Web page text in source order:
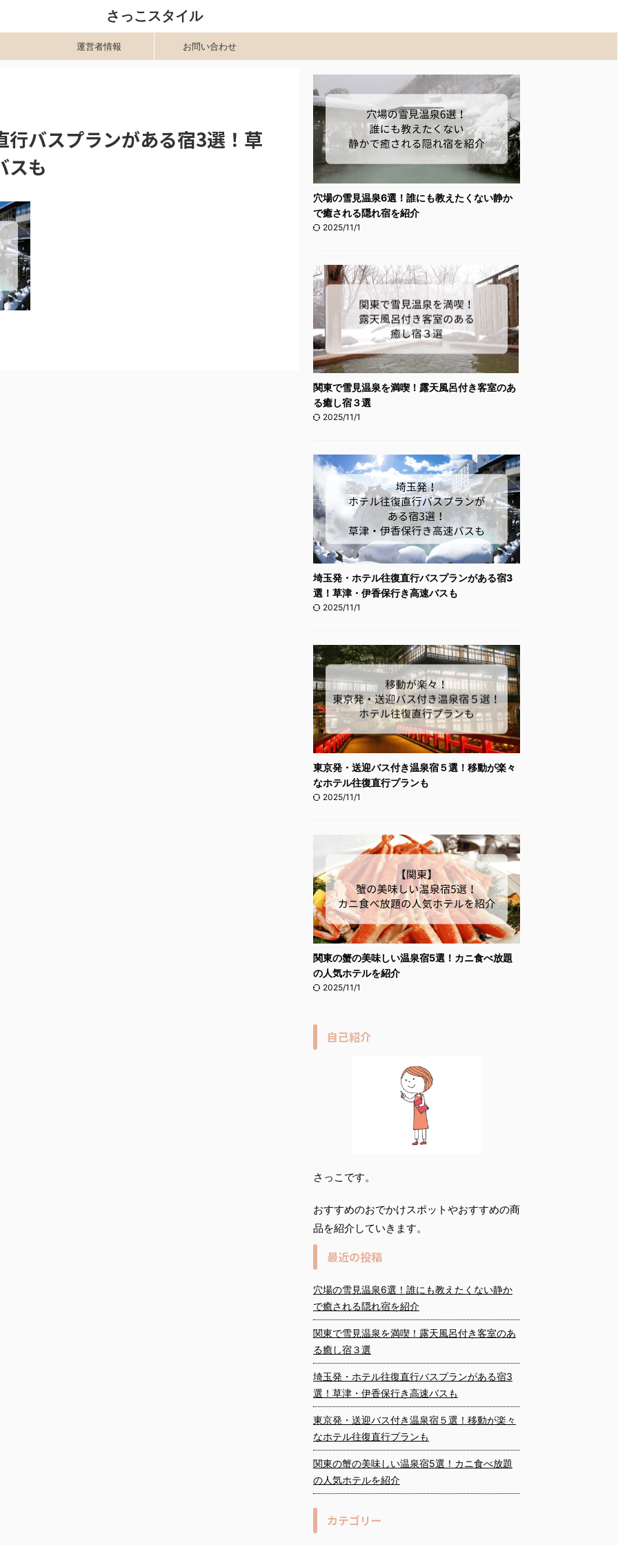
さっこスタイル
運営者情報 お問い合わせ
行バスプランがある宿3選！草
スも
穴場の雪見温泉6選！誰にも教えたくない静か
で癒される隠れ宿を紹介
2025/11/1
関東で雪見温泉を満喫！露天風呂付き客室のあ
る癒し宿３選
2025/11/1
埼玉発・ホテル往復直行バスプランがある宿3
選！草津・伊香保行き高速バスも
2025/11/1
東京発・送迎バス付き温泉宿５選！移動が楽々
なホテル往復直行プランも
2025/11/1
関東の蟹の美味しい温泉宿5選！カニ食べ放題
の人気ホテルを紹介
2025/11/1
自己紹介
さっこです。
おすすめのおでかけスポットやおすすめの商
品を紹介していきます。
最近の投稿
穴場の雪見温泉6選！誰にも教えたくない静か
で癒される隠れ宿を紹介
関東で雪見温泉を満喫！露天風呂付き客室のあ
る癒し宿３選
埼玉発・ホテル往復直行バスプランがある宿3
選！草津・伊香保行き高速バスも
東京発・送迎バス付き温泉宿５選！移動が楽々
なホテル往復直行プランも
関東の蟹の美味しい温泉宿5選！カニ食べ放題
の人気ホテルを紹介
カテゴリー